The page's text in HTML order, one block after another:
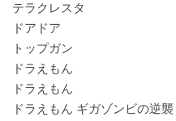
テラクレスタ
ドアドア
トップガン
ドラえもん
ドラえもん
ドラえもん ギガゾンビの逆襲